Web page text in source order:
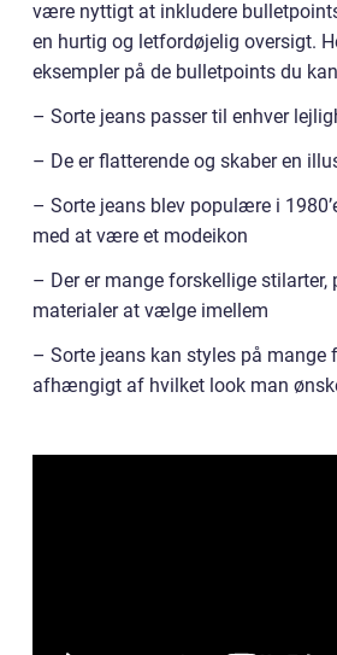
være nyttigt at inkludere
en hurtig og letfordøjelig oversigt.
eksempler på de bulletpoints du
– Sorte jeans passer til enhver
– De er flatterende og skaber en
– Sorte jeans blev populære i
med at være et modeikon
– Der er mange forskellige stilarter,
materialer at vælge imellem
– Sorte jeans kan styles på mange
afhængigt af hvilket look man